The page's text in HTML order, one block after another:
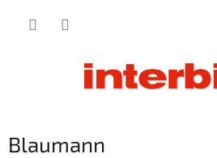
Blaumann